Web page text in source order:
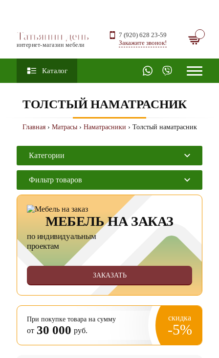
Татьянин день
интернет-магазин мебели
7 (920) 628 23-59
Закажите звонок!
Каталог
ТОЛСТЫЙ НАМАТРАСНИК
Главная› Матрасы› Наматрасники › Толстый наматрасник
Категории
Фильтр товаров
МЕБЕЛЬ НА ЗАКАЗ
по индивидуальным
проектам
ЗАКАЗАТЬ
При покупке товара на сумму
от 30 000 руб.
скидка
-5%